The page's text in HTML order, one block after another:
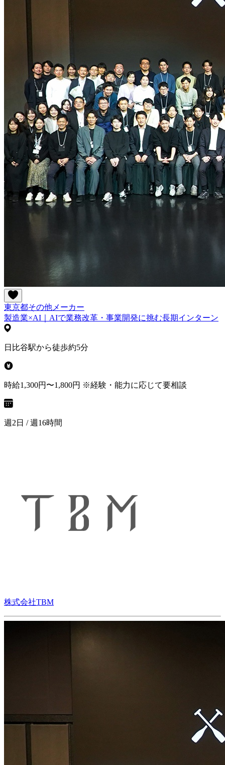
東京都その他 メーカー
製造業×AI｜AIで業務改革・事業開発に挑む長期インターン
日比谷駅から徒歩約5分
時給1,300円〜1,800円 ※経験・能力に応じて要相談
週2日 / 週16時間
株式会社TBM